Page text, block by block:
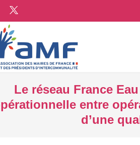
Le réseau France
entre
d’une